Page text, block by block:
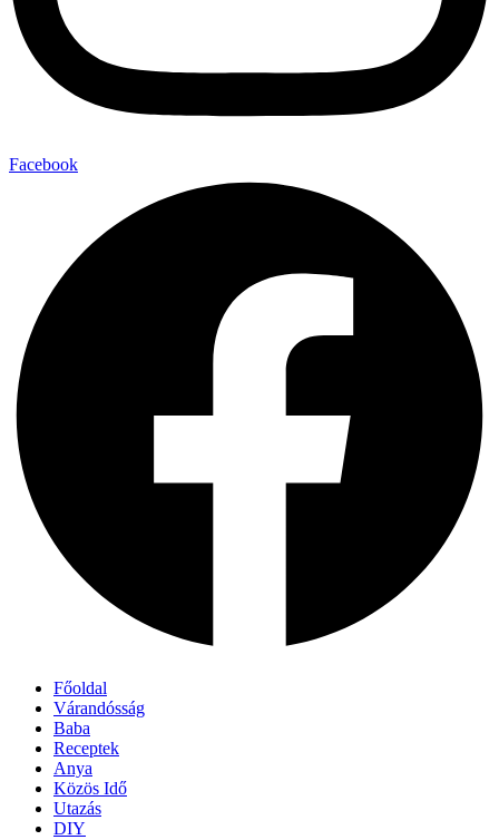
Facebook
Főoldal
Várandósság
Baba
Receptek
Anya
Közös Idő
Utazás
DIY